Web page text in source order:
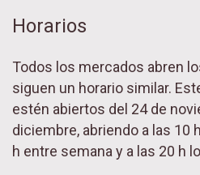
Horarios
Todos los mercados abren
siguen un horario similar.
estén abiertos del 24 de
diciembre, abriendo a las 10
h entre semana y a las 20 h